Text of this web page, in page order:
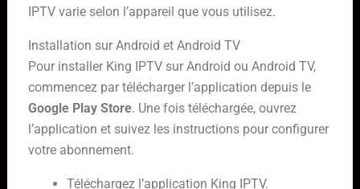
IPTV varie selon l’appareil que vous utilisez.
Installation sur Android et Android TV
Pour installer King IPTV sur Android ou Android TV,
commencez par télécharger l’application depuis le
Google Play Store. Une fois téléchargée, ouvrez
l’application et suivez les instructions pour configurer
votre abonnement.
Téléchargez l’application King IPTV.